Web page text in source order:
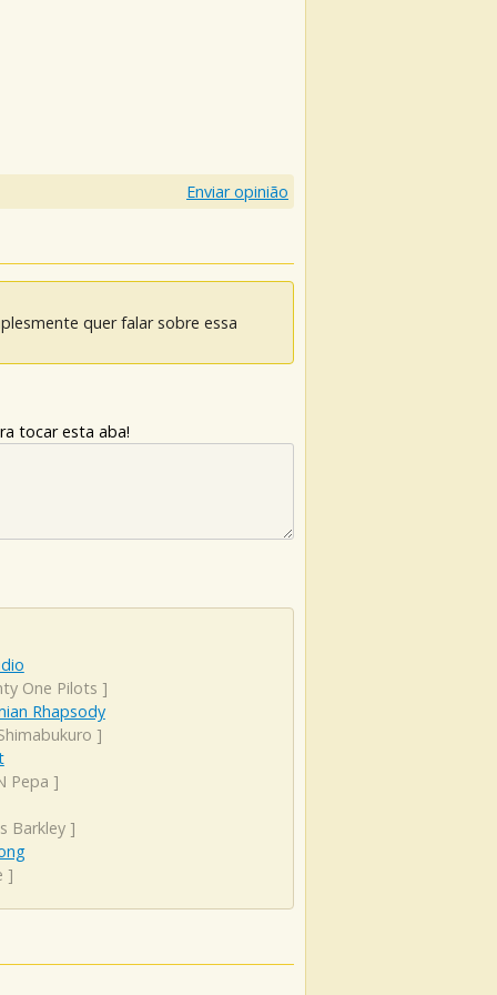
Enviar opinião
quer falar sobre essa
tocar esta aba!
One Pilots ]
Rhapsody
]
Pepa ]
Barkley]
]